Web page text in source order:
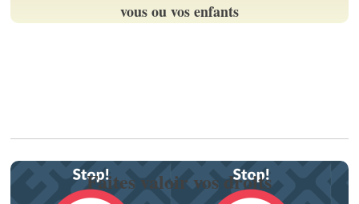
vous ou vos enfants
Faites valoir vos droits